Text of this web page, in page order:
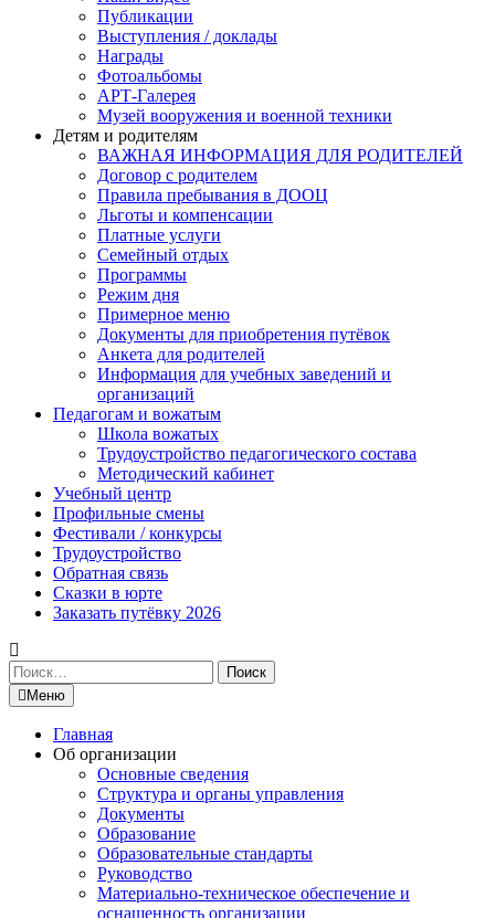
Публикации
Выступления / доклады
Награды
Фотоальбомы
АРТ-Галерея
Музей вооружения и военной техники
Детям и родителям
ВАЖНАЯ ИНФОРМАЦИЯ ДЛЯ РОДИТЕЛЕЙ
Договор с родителем
Правила пребывания в ДООЦ
Льготы и компенсации
Платные услуги
Семейный отдых
Программы
Режим дня
Примерное меню
Документы для приобретения путёвок
Анкета для родителей
Информация для учебных заведений и
организаций
Педагогам и вожатым
Школа вожатых
Трудоустройство педагогического состава
Методический кабинет
Учебный центр
Профильные смены
Фестивали / конкурсы
Трудоустройство
Обратная связь
Сказки в юрте
Заказать путёвку 2026
Найти:
Меню
Главная
Об организации
Основные сведения
Структура и органы управления
Документы
Образование
Образовательные стандарты
Руководство
Материально-техническое обеспечение и
оснащенность организации